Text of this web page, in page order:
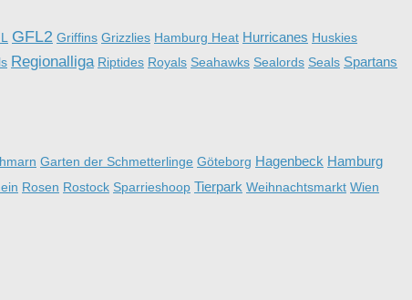
GFL2 Griffins Grizzlies Hamburg Heat Hurricanes Huskies
Regionalliga Riptides Royals Seahawks Sealords Seals Spartans
Garten der Schmetterlinge Göteborg Hagenbeck Hamburg
Rosen Rostock Sparrieshoop Tierpark Weihnachtsmarkt Wien